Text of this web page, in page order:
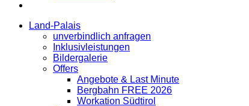
Land-Palais
unverbindlich anfragen
Inklusivleistungen
Bildergalerie
Offers
Angebote & Last Minute
Bergbahn FREE 2026
Workation Südtirol